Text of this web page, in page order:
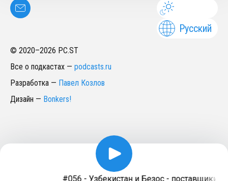
Русский
© 2020–2026 PC.ST
Все о подкастах — podcasts.ru
Разработка — Павел Козлов
Дизайн — Bonkers!
#056 - Узбекистан и Безос - поставщики